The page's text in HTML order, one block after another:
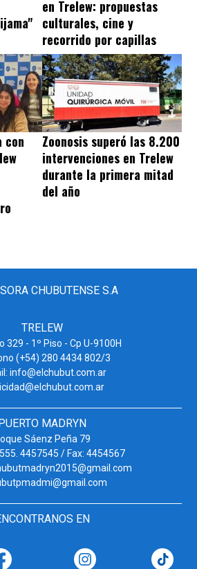
en Trelew: propuestas
culturales, cine y
recorrido por capillas
con
Zoonosis superó las 8.200
intervenciones en Trelew
durante la primera mitad
del año
CHUBUTENSE S.A
TRELEW
329 - 1º Piso - Cp U-9100H
(+54) 280 4434 802/3
info@elchubut.com.ar
MADRYN
Sáenz Peña 79
4457545 / Fax: 4454567
EN